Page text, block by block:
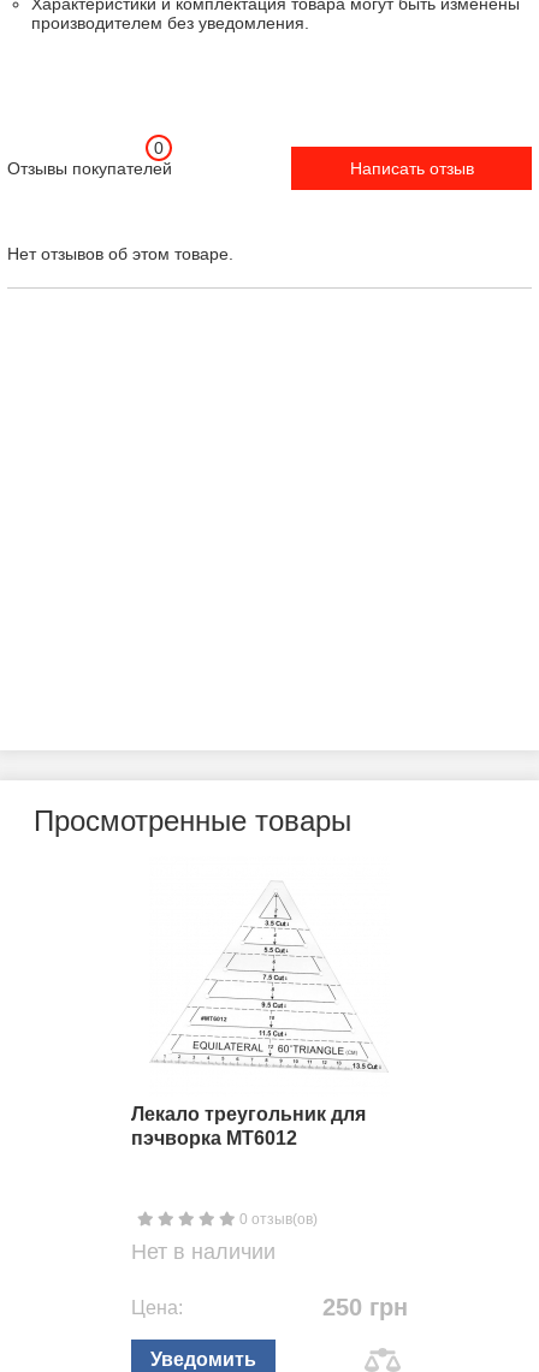
производителем без уведомления.
Отзывы покупателей
0
Написать отзыв
Нет отзывов об этом товаре.
Просмотренные товары
Лекало треугольник для
пэчворка MT6012
0 отзыв(ов)
Нет в наличии
Цена: 250 грн
Уведомить